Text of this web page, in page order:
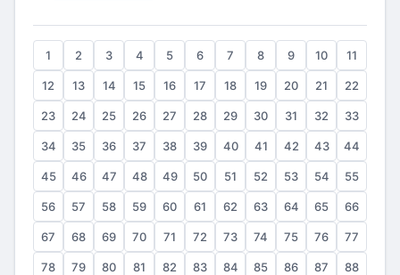
1 2 3 4 5 6 7 8 9 10 11
12 13 14 15 16 17 18 19 20 21 22
23 24 25 26 27 28 29 30 31 32 33
34 35 36 37 38 39 40 41 42 43 44
45 46 47 48 49 50 51 52 53 54 55
56 57 58 59 60 61 62 63 64 65 66
67 68 69 70 71 72 73 74 75 76 77
78 79 80 81 82 83 84 85 86 87 88